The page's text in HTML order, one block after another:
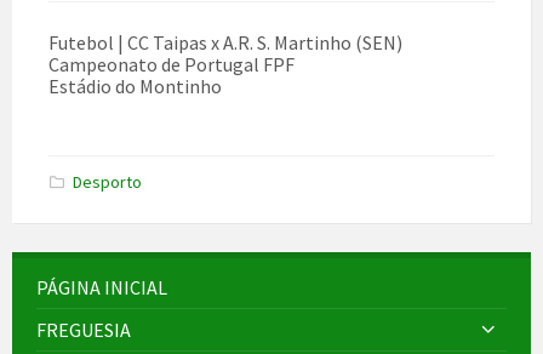
Futebol | CC Taipas x A.R. S. Martinho (SEN)
Campeonato de Portugal FPF
Estádio do Montinho
Desporto
PÁGINA INICIAL
FREGUESIA